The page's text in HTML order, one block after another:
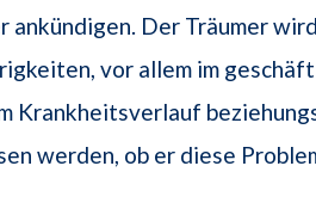
ankündigen. Der Träumer
vor allem im
Krankheitsverlauf
werden, ob er diese